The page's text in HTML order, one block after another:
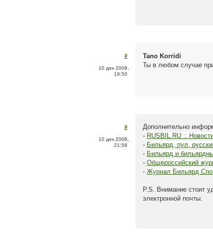
#
10 дек 2008,
19:50
Tano Korridi
Ты в любом случае
#
10 дек 2008,
21:58
Дополнительно
- RUSBIL.RU ::
- Бильярд, пул,
- Бильярд и
- Общероссийский
- Журнал Бильярд
P.S. Внимание стоит
электронной почты.